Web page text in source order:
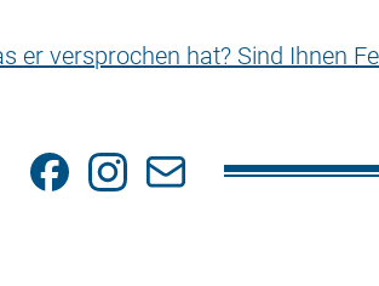
er versprochen hat? Sind Ihnen